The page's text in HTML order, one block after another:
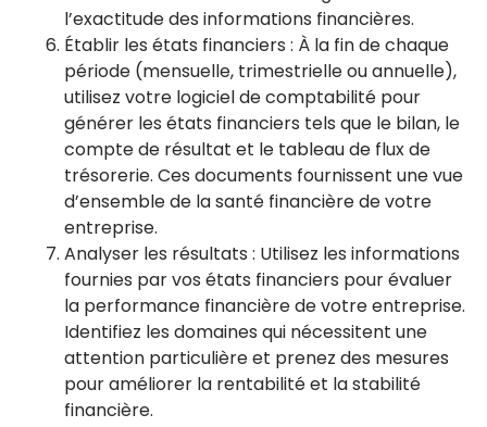
l’exactitude des informations financières.
Établir les états financiers : À la fin de chaque
période (mensuelle, trimestrielle ou annuelle),
utilisez votre logiciel de comptabilité pour
générer les états financiers tels que le bilan, le
compte de résultat et le tableau de flux de
trésorerie. Ces documents fournissent une vue
d’ensemble de la santé financière de votre
entreprise.
Analyser les résultats : Utilisez les informations
fournies par vos états financiers pour évaluer
la performance financière de votre entreprise.
Identifiez les domaines qui nécessitent une
attention particulière et prenez des mesures
pour améliorer la rentabilité et la stabilité
financière.